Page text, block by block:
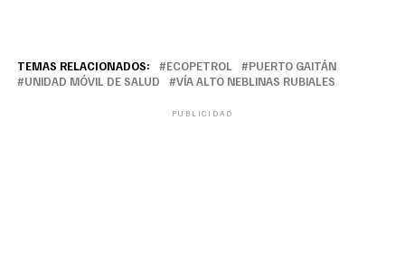
TEMAS RELACIONADOS: ECOPETROL
PUERTO GAITÁN
UNIDAD MÓVIL DE SALUD
VÍA ALTO NEBLINAS RUBIALES
PUBLICIDAD